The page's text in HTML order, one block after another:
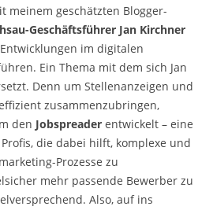
meinem geschätzten Blogger-
Geschäftsführer Jan Kirchner
im digitalen
Ein Thema mit dem sich Jan
Denn um Stellenanzeigen und
zusammenzubringen,
den Jobspreader entwickelt – eine
die dabei hilft, komplexe und
Prozesse zu
mehr passende Bewerber zu
Also, auf ins